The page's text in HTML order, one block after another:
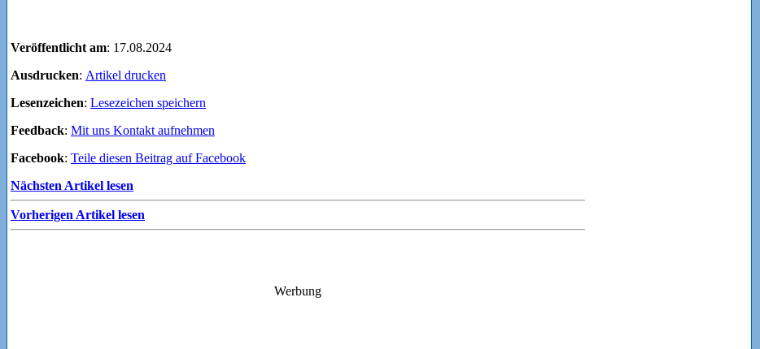
Veröffentlicht am: 17.08.2024
Ausdrucken: Artikel drucken
Lesenzeichen: Lesezeichen speichern
Feedback: Mit uns Kontakt aufnehmen
Facebook: Teile diesen Beitrag auf Facebook
Nächsten Artikel lesen
Vorherigen Artikel lesen
Werbung